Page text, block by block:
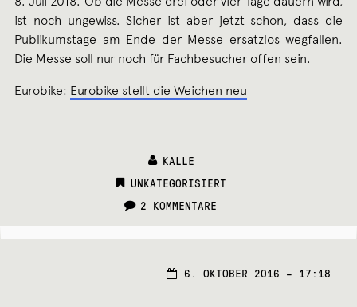
ist noch ungewiss. Sicher ist aber jetzt schon, dass die
Publikumstage am Ende der Messe ersatzlos wegfallen.
Die Messe soll nur noch für Fachbesucher offen sein.
Eurobike: Eurobike stellt die Weichen neu
KALLE
CATEGORIES:
UNKATEGORISIERT
2 KOMMENTARE
6. OKTOBER 2016 – 17:18